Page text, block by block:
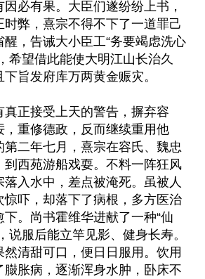
必有果。大臣们遂纷纷上书，
弊，熹宗不得不下了一道罪己
，告诫大小臣工“务要竭虑洗心
希望借此能使大明江山长治久
旨发府库万两黄金赈灾。
真正接受上天的警告，摒弃容
，重修德政，反而继续重用他
第二年七月，熹宗在容氏、魏忠
到西苑游船戏耍。不料一阵狂风
入水中，差点被淹死。虽被人
惊吓，却落下了病根，多方医治
。尚书霍维华进献了一种“仙
说服后能立竿见影、健身长寿。
清甜可口，便日日服用。饮用
臌胀病，逐渐浑身水肿，卧床不